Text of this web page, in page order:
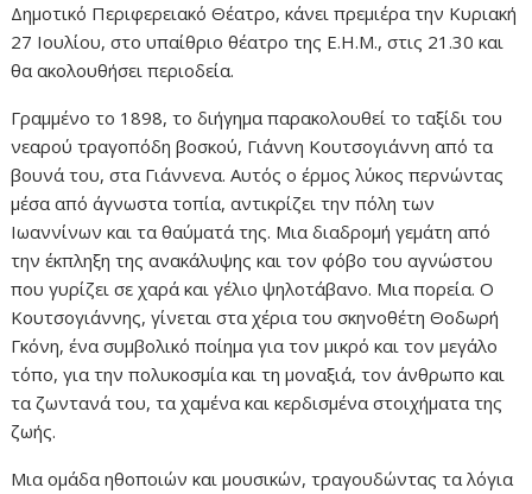
Δημοτικό Περιφερειακό Θέατρο, κάνει πρεμιέρα την Κυριακή
27 Ιουλίου, στο υπαίθριο θέατρο της Ε.Η.Μ., στις 21.30 και
θα ακολουθήσει περιοδεία.
Γραμμένο το 1898, το διήγημα παρακολουθεί το ταξίδι του
νεαρού τραγοπόδη βοσκού, Γιάννη Κουτσογιάννη από τα
βουνά του, στα Γιάννενα. Αυτός ο έρμος λύκος περνώντας
μέσα από άγνωστα τοπία, αντικρίζει την πόλη των
Ιωαννίνων και τα θαύματά της. Μια διαδρομή γεμάτη από
την έκπληξη της ανακάλυψης και τον φόβο του αγνώστου
που γυρίζει σε χαρά και γέλιο ψηλοτάβανο. Μια πορεία. Ο
Κουτσογιάννης, γίνεται στα χέρια του σκηνοθέτη Θοδωρή
Γκόνη, ένα συμβολικό ποίημα για τον μικρό και τον μεγάλο
τόπο, για την πολυκοσμία και τη μοναξιά, τον άνθρωπο και
τα ζωντανά του, τα χαμένα και κερδισμένα στοιχήματα της
ζωής.
Μια ομάδα ηθοποιών και μουσικών, τραγουδώντας τα λόγια